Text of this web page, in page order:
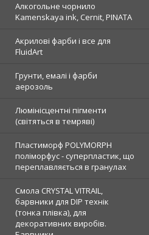
Алкогольне чорнило
Kamenskaya ink, Cernit, PINATA
Акрилові фарби і все для
FluidArt
Грунти, емалі і фарби
аерозоль
Люмінісцентні пігменти
(світяться в темряві)
Пластиморф POLYMORPH
поліморфус - суперпластик, що
переплавляється в гранулах
Смола CRYSTAL VITRAIL,
барвники для DIP технік
(тонка плівка), для
декоративних виробів.